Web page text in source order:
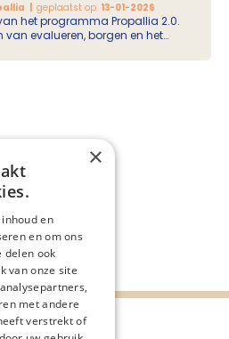
geplaatst op 13-01-2026
het programma Propallia 2.0.
van evalueren, borgen en het
borgen wat werkt en verkennen
×
en
en om ons
delen ook
van onze site
met andere
verstrekt of